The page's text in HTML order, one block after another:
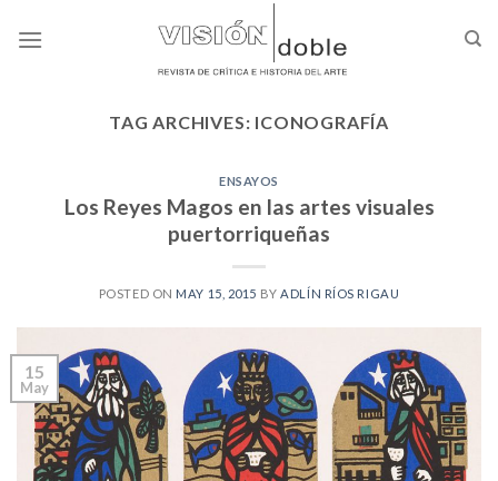
TAG ARCHIVES: ICONOGRAFÍA
ENSAYOS
Los Reyes Magos en las artes visuales
puertorriqueñas
POSTED ON MAY 15, 2015 BY ADLÍN RÍOS RIGAU
15
May